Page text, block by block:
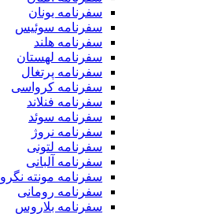
سفرنامه یونان
سفرنامه سوئیس
سفرنامه هلند
سفرنامه لهستان
سفرنامه پرتغال
سفرنامه کرواسی
سفرنامه فنلاند
سفرنامه سوئد
سفرنامه نروژ
سفرنامه لتونی
سفرنامه آلبانی
سفرنامه مونته نگرو
سفرنامه رومانی
سفرنامه بلاروس